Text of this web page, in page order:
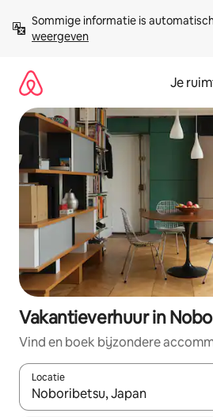
direct
naar
Sommige informatie is
weergeven
Je
Vakantieverhuur in
Vind en boek bijzondere
Locatie
Wanneer er suggesties